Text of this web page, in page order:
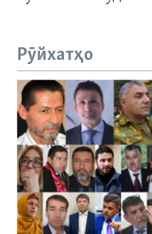
Рӯйхатҳо